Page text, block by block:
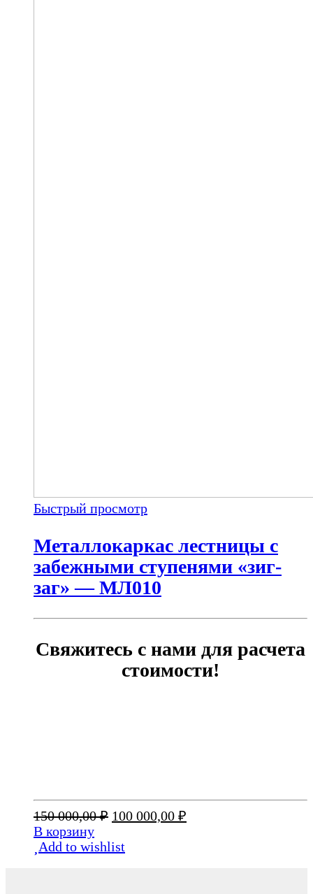
Быстрый просмотр
Металлокаркас лестницы с
забежными ступенями «зиг-
заг» — МЛ010
Свяжитесь с нами для расчета
стоимости!
150 000,00₽ Первоначальная
составляла
100 000,00 ₽
В корзину
Add to wishlist